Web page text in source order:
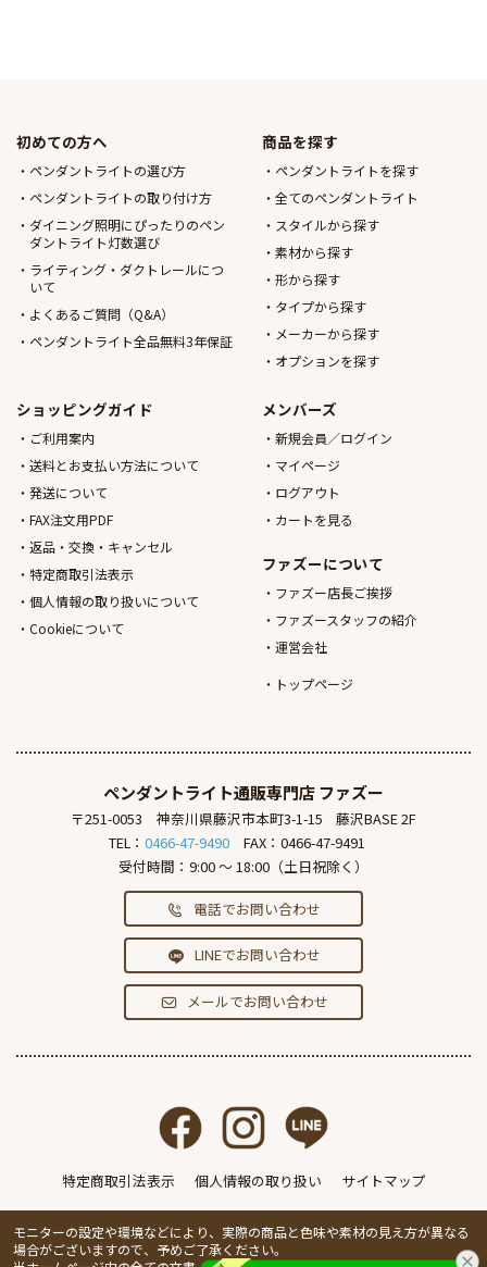
初めての方へ
ペンダントライトの選び方
ペンダントライトの取り付け方
ダイニング照明にぴったりのペン
ダントライト灯数選び
ライティング・ダクトレールにつ
いて
よくあるご質問（Q&A）
ペンダントライト全品無料3年保証
商品を探す
ペンダントライトを探す
全てのペンダントライト
スタイルから探す
素材から探す
形から探す
タイプから探す
メーカーから探す
オプションを探す
ショッピングガイド
ご利用案内
送料とお支払い方法について
発送について
FAX注文用PDF
返品・交換・キャンセル
特定商取引法表示
個人情報の取り扱いについて
Cookieについて
メンバーズ
新規会員／ログイン
マイページ
ログアウト
カートを見る
ファズーについて
ファズー店長ご挨拶
ファズースタッフの紹介
運営会社
トップページ
ペンダントライト通販専門店 ファズー
〒251-0053 神奈川県藤沢市本町3-1-15
藤沢BASE 2F
TEL： 0466-47-9490
FAX：0466-47-9491
受付時間：9:00 ～ 18:00（土日祝除く）
電話でお問い合わせ
LINEでお問い合わせ
メールでお問い合わせ
特定商取引法表示 個人情報の取り扱い サイトマップ
モニターの設定や環境などにより、実際の商品と色味や素材の見え方が異なる
場合がございますので、予めご了承ください。